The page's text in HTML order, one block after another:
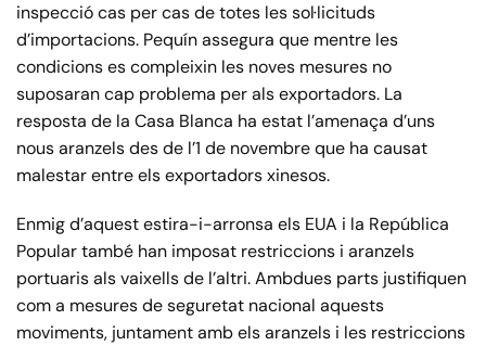
inspecció cas per cas de totes les sol·licituds
d’importacions. Pequín assegura que mentre les
condicions es compleixin les noves mesures no
suposaran cap problema per als exportadors. La
resposta de la Casa Blanca ha estat l’amenaça d’uns
nous aranzels des de l’1 de novembre que ha causat
malestar entre els exportadors xinesos.
Enmig d’aquest estira-i-arronsa els EUA i la República
Popular també han imposat restriccions i aranzels
portuaris als vaixells de l’altri. Ambdues parts justifiquen
com a mesures de seguretat nacional aquests
moviments, juntament amb els aranzels i les restriccions